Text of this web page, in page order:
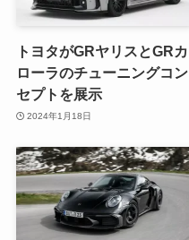
トヨタがGRヤリスとGRカ
ローラのチューニングコン
セプトを展示
2024年1月18日